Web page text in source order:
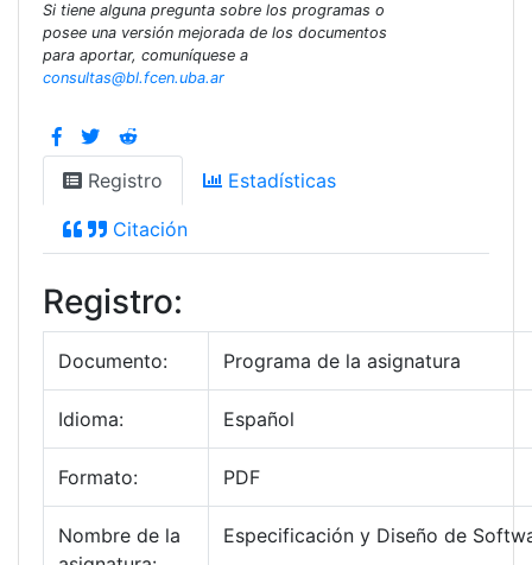
Si tiene alguna pregunta sobre los programas o
posee una versión mejorada de los documentos
para aportar, comuníquese a
consultas@bl.fcen.uba.ar
Registro Estadísticas
Citación
Registro:
Documento: Programa de la asignatura
Idioma: Español
Formato: PDF
Nombre de la
Especificación y Diseño de